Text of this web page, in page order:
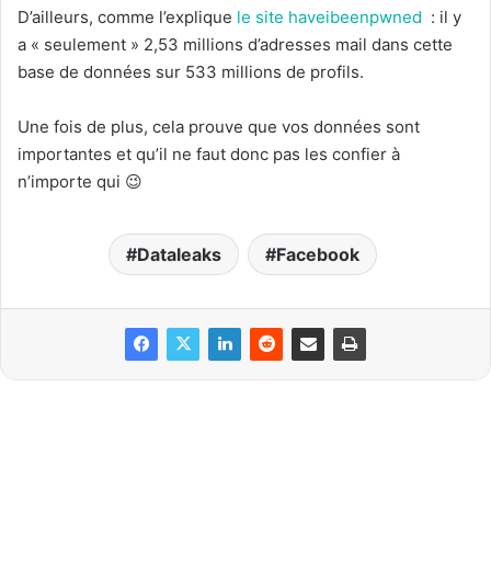
D’ailleurs, comme l’explique le site haveibeenpwned : il y
a « seulement » 2,53 millions d’adresses mail dans cette
base de données sur 533 millions de profils.
Une fois de plus, cela prouve que vos données sont
importantes et qu’il ne faut donc pas les confier à
n’importe qui 😉
Dataleaks Facebook